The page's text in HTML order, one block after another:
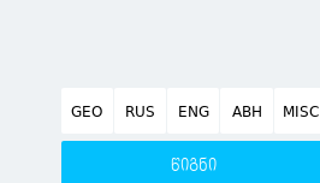
GEO RUS ENG ABH MISC
წიგნი